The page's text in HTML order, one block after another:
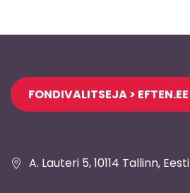
Jaluse
navigatsioon
A. Lauteri 5, 10114 Tallinn, Eesti
FONDIVALITSEJA > EFTEN.EE